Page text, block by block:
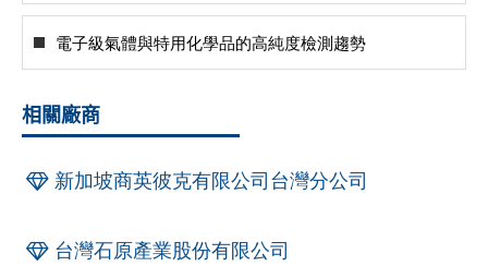
電子級氣體與特用化學品的高純度檢測趨勢
相關廠商
新加坡商英彼克有限公司台灣分公司
台灣石原產業股份有限公司